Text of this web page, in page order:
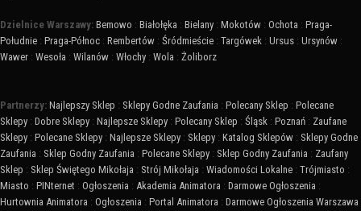
Dzielnice Warszawy: Bemowo : Białołęka : Bielany : Mokotów : Ochota : Praga-
Południe : Praga-Północ : Rembertów : Śródmieście : Targówek : Ursus : Ursynów :
Wawer : Wesoła : Wilanów : Włochy : Wola : Żoliborz
Partnerzy: Najlepszy Sklep : Sklepy Godne Zaufania : Polecany Sklep : Polecane
Sklepy : Dobre Sklepy : Najlepsze Sklepy : Polecany Sklep : Śląsk : Poznań : Zaufane
Sklepy : Polecane Sklepy : Najlepsze Sklepy : Sklepy : Katalog Sklepów : Sklepy Godne
Zaufania : Sklep Godny Zaufania : Polecane Sklepy : Sklep Godny Zaufania : Zaufany
Sklep : Sklep Świętego Mikołaja : Strój Mikołaja : Wiadomości Lokalne : Trójmiasto :
Miasto : PINternet : Ogłoszenia : Akademia Animatora : Darmowe Ogłoszenia :
Hurtownia Animatora : Ogłoszenia : Portal Animatora : Darmowe Ogłoszenia Warszawa